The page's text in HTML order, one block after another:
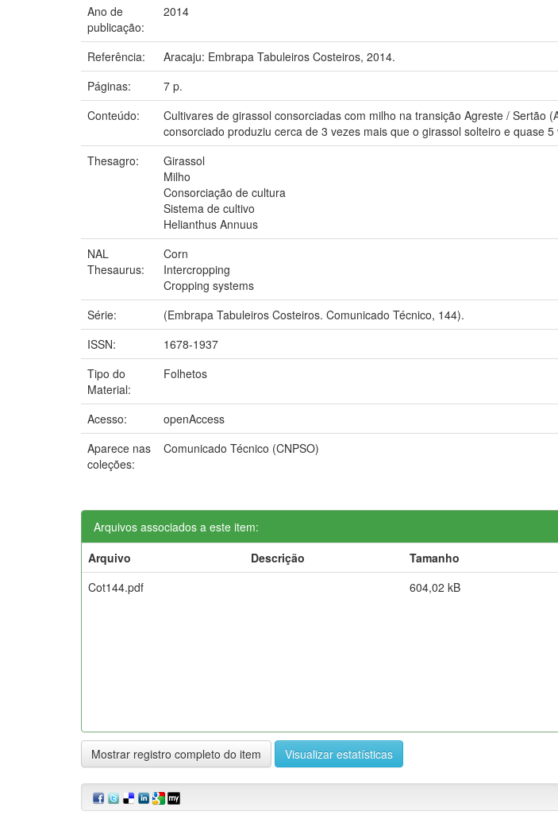
Ano de
publicação:
2014
Referência:
Aracaju: Embrapa Tabuleiros Costeiros, 2014.
Páginas:
7 p.
Conteúdo:
Cultivares de girassol consorciadas com milho na transição Agreste /
consorciado produziu cerca de 3 vezes mais que o girassol solteiro e quase
Thesagro:
Girassol
Milho
Consorciação de cultura
Sistema de cultivo
Helianthus Annuus
NAL
Thesaurus:
Corn
Intercropping
Cropping systems
Série:
(Embrapa Tabuleiros Costeiros. Comunicado Técnico, 144).
ISSN:
1678-1937
Tipo do
Material:
Folhetos
Acesso:
openAccess
Aparece nas
coleções:
Comunicado Técnico (CNPSO)
Arquivos associados a este item:
Arquivo
Descrição Tamanho
Cot144.pdf
604,02 kB
Mostrar registro completo do item Visualizar estatísticas